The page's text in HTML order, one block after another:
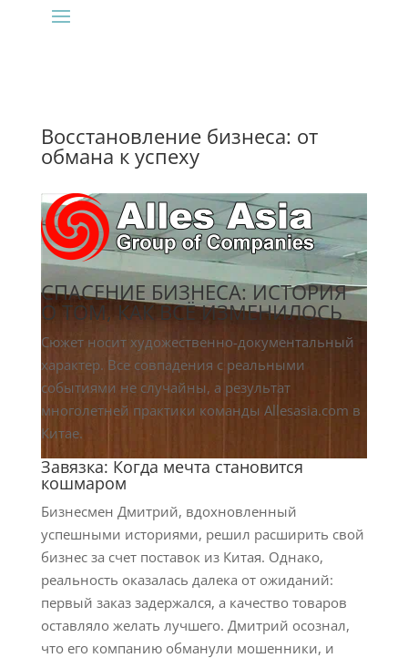
Восстановление бизнеса: от
обмана к успеху
СПАСЕНИЕ БИЗНЕСА: ИСТОРИЯ
О ТОМ, КАК ВСЁ ИЗМЕНИЛОСЬ
Сюжет носит художественно-документальный
характер. Все совпадения с реальными
событиями не случайны, а результат
многолетней практики команды Allesasia.com в
Китае.
Завязка: Когда мечта становится
кошмаром
Бизнесмен Дмитрий, вдохновленный
успешными историями, решил расширить свой
бизнес за счет поставок из Китая. Однако,
реальность оказалась далека от ожиданий:
первый заказ задержался, а качество товаров
оставляло желать лучшего. Дмитрий осознал,
что его компанию обманули мошенники, и